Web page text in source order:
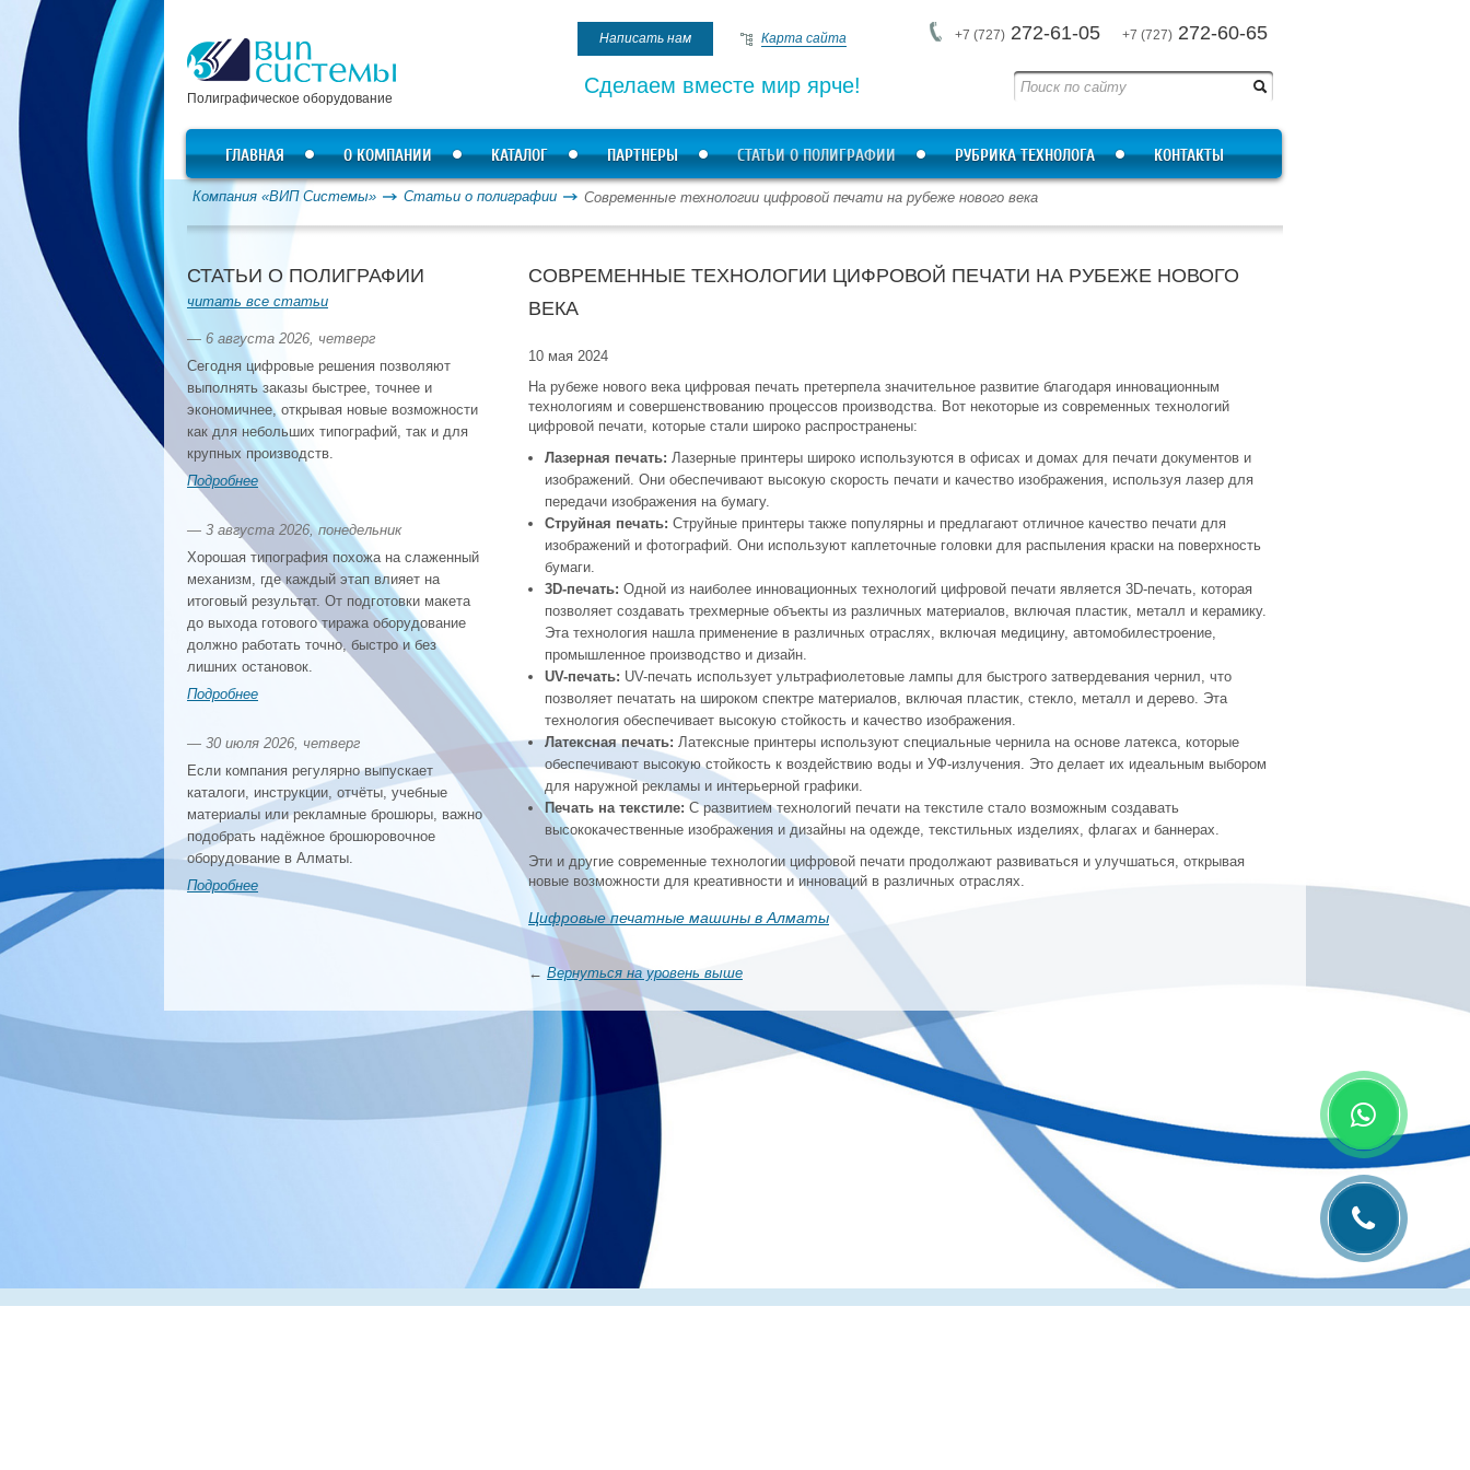
Полиграфическое оборудование
Сделаем вместе мир ярче!
+7 (727) 272-61-05 +7 (727) 272-60-65
Написать нам Карта сайта
ГЛАВНАЯ О КОМПАНИИ КАТАЛОГ ПАРТНЕРЫ СТАТЬИ О ПОЛИГРАФИИ РУБРИКА ТЕХНОЛОГА КОНТАКТЫ
Компания «ВИП Системы» Статьи о полиграфии Современные технологии цифровой печати на рубеже нового века
СТАТЬИ О ПОЛИГРАФИИ
читать все статьи
— 6 августа 2026, четверг
Сегодня цифровые решения позволяют
выполнять заказы быстрее, точнее и
экономичнее, открывая новые возможности
как для небольших типографий, так и для
крупных производств.
Подробнее
— 3 августа 2026, понедельник
Хорошая типография похожа на слаженный
механизм, где каждый этап влияет на
итоговый результат. От подготовки макета
до выхода готового тиража оборудование
должно работать точно, быстро и без
лишних остановок.
Подробнее
— 30 июля 2026, четверг
Если компания регулярно выпускает
каталоги, инструкции, отчёты, учебные
материалы или рекламные брошюры, важно
подобрать надёжное брошюровочное
оборудование в Алматы.
Подробнее
СОВРЕМЕННЫЕ ТЕХНОЛОГИИ ЦИФРОВОЙ ПЕЧАТИ НА РУБЕЖЕ НОВОГО
ВЕКА
10 мая 2024
На рубеже нового века цифровая печать претерпела значительное развитие благодаря инновационным
технологиям и совершенствованию процессов производства. Вот некоторые из современных технологий
цифровой печати, которые стали широко распространены:
Лазерная печать: Лазерные принтеры широко используются в офисах и домах для печати документов и
изображений. Они обеспечивают высокую скорость печати и качество изображения, используя лазер для
передачи изображения на бумагу.
Струйная печать: Струйные принтеры также популярны и предлагают отличное качество печати для
изображений и фотографий. Они используют каплеточные головки для распыления краски на поверхность
бумаги.
3D-печать: Одной из наиболее инновационных технологий цифровой печати является 3D-печать, которая
позволяет создавать трехмерные объекты из различных материалов, включая пластик, металл и керамику.
Эта технология нашла применение в различных отраслях, включая медицину, автомобилестроение,
промышленное производство и дизайн.
UV-печать: UV-печать использует ультрафиолетовые лампы для быстрого затвердевания чернил, что
позволяет печатать на широком спектре материалов, включая пластик, стекло, металл и дерево. Эта
технология обеспечивает высокую стойкость и качество изображения.
Латексная печать: Латексные принтеры используют специальные чернила на основе латекса, которые
обеспечивают высокую стойкость к воздействию воды и УФ-излучения. Это делает их идеальным выбором
для наружной рекламы и интерьерной графики.
Печать на текстиле: С развитием технологий печати на текстиле стало возможным создавать
высококачественные изображения и дизайны на одежде, текстильных изделиях, флагах и баннерах.
Эти и другие современные технологии цифровой печати продолжают развиваться и улучшаться, открывая
новые возможности для креативности и инноваций в различных отраслях.
Цифровые печатные машины в Алматы
← Вернуться на уровень выше